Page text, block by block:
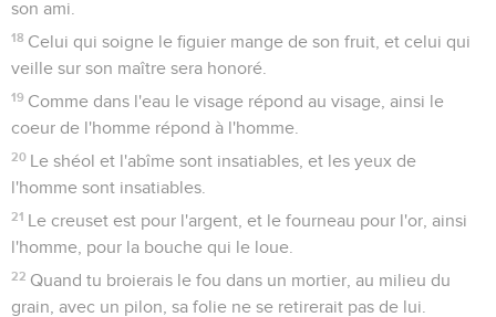
son ami.
18 Celui qui soigne le figuier mange de son fruit, et celui qui
veille sur son maître sera honoré.
19 Comme dans l'eau le visage répond au visage, ainsi le
coeur de l'homme répond à l'homme.
20 Le shéol et l'abîme sont insatiables, et les yeux de
l'homme sont insatiables.
21 Le creuset est pour l'argent, et le fourneau pour l'or, ainsi
l'homme, pour la bouche qui le loue.
22 Quand tu broierais le fou dans un mortier, au milieu du
grain, avec un pilon, sa folie ne se retirerait pas de lui.